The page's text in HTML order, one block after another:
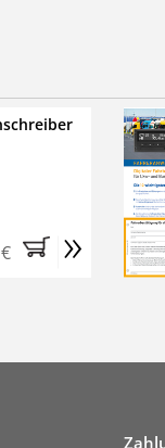
im
und
endet
»